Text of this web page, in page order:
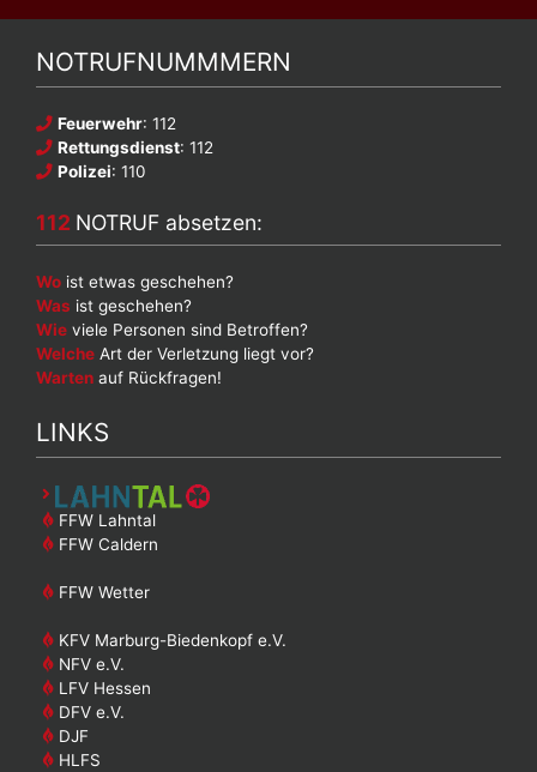
NOTRUFNUMMMERN
Feuerwehr: 112
Rettungsdienst: 112
Polizei: 110
112 NOTRUF absetzen:
Wo ist etwas geschehen?
Was ist geschehen?
Wie viele Personen sind Betroffen?
Welche Art der Verletzung liegt vor?
Warten auf Rückfragen!
LINKS
FFW Lahntal
FFW Caldern
FFW Wetter
KFV Marburg-Biedenkopf e.V.
NFV e.V.
LFV Hessen
DFV e.V.
DJF
HLFS